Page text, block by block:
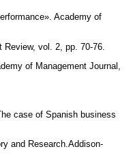
Academy of
vol. 2, pp. 70-76.
of Management Journal,
case of Spanish business
and Research.Addison-